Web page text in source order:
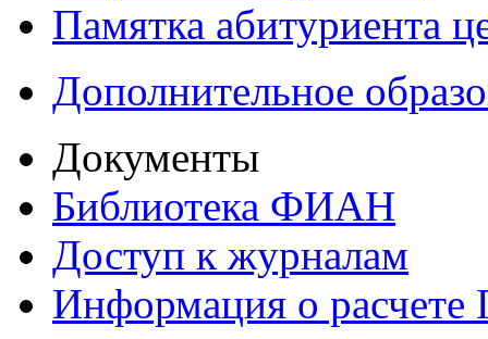
Памятка абитуриента
Дополнительное
Документы
Библиотека ФИАН
Доступ к журналам
Информация о